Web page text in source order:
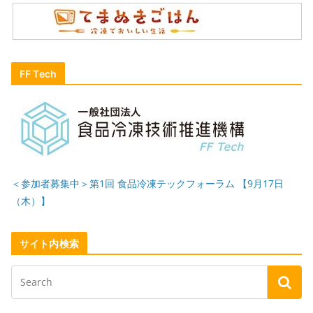
FF Tech
＜参加者募集中＞第1回 食品冷凍テックフォーラム 【9月17日
（木）】
サイト内検索